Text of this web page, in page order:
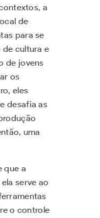
a
de
para se
cultura e
de jovens
os
eles
desafia as
uma
que a
serve ao
o controle